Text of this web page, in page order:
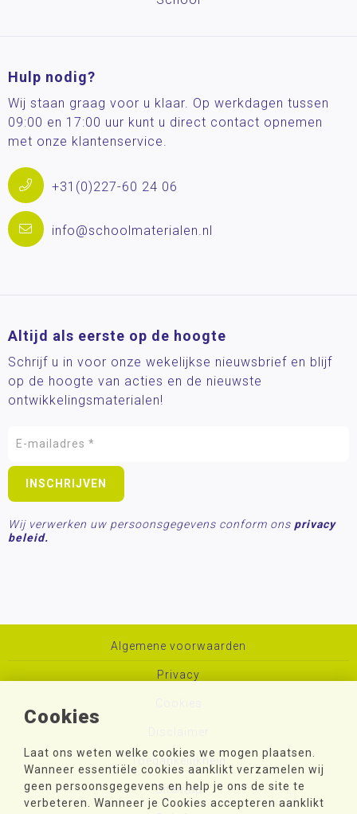
Cookies
Laat ons weten welke cookies we mogen plaatsen.
Wanneer essentiële cookies aanklikt verzamelen wij
geen persoonsgegevens en help je ons de site te
verbeteren. Wanneer je Cookies accepteren aanklikt
Hulp nodig?
Wij staan graag voor u klaar. Op werkdagen tussen
09:00 en 17:00 uur kunt u direct contact opnemen
met onze klantenservice.
+31(0)227-60 24 06
info@schoolmaterialen.nl
Altijd als eerste op de hoogte
Schrijf u in voor onze wekelijkse nieuwsbrief en blijf
op de hoogte van acties en de nieuwste
ontwikkelingsmaterialen!
Wij verwerken uw persoonsgegevens conform ons privacy
beleid.
Algemene voorwaarden
Privacy
Toegankelijkheid
Sitemap